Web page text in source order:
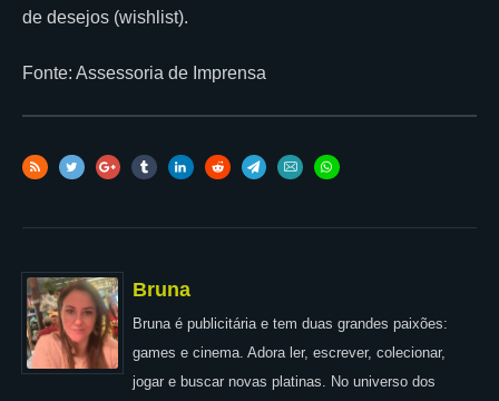
de desejos (wishlist).
Fonte: Assessoria de Imprensa
Bruna
Bruna é publicitária e tem duas grandes paixões:
games e cinema. Adora ler, escrever, colecionar,
jogar e buscar novas platinas. No universo dos